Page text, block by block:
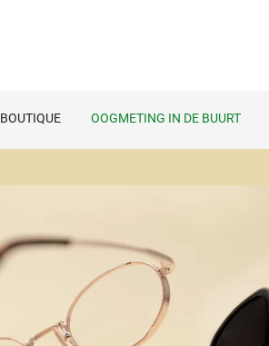
BOUTIQUE OOGMETING IN DE BUURT